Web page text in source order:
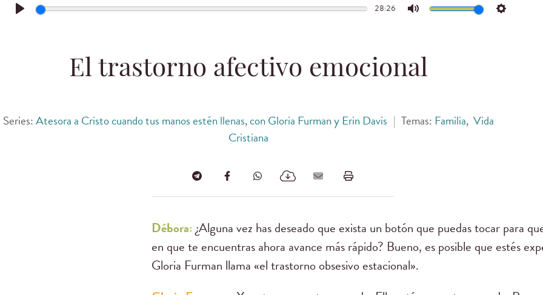
Play
28:26
Mute Settings
El trastorno afectivo emocional
Series:Atesora a Cristo cuando tus manos estén llenas, con Gloria Furman y Erin Davis | Temas: Familia,Vida
Cristiana
Débora: ¿Alguna vez has deseado que exista un botón que puedas tocar para
en que te encuentras ahora avance más rápido? Bueno, es posible que estés
Gloria Furman llama «el trastorno obsesivo estacional».